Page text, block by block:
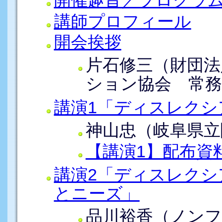
講師プロフィール
開会挨拶
片石修三（財団
ション協会 常
講演1「ディスレク
神山忠（岐阜県
【講演1】配布資
講演2「ディスレク
とニーズ」
品川裕香（ノン